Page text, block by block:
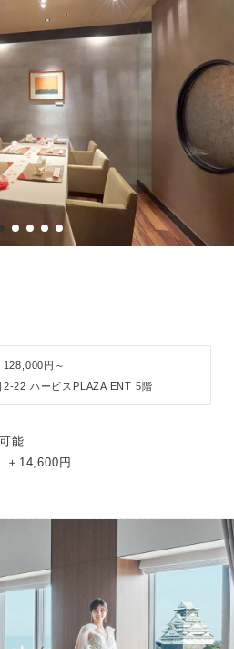
128,000円～
2-22 ハービスPLAZA ENT 5階
能
＋14,600円